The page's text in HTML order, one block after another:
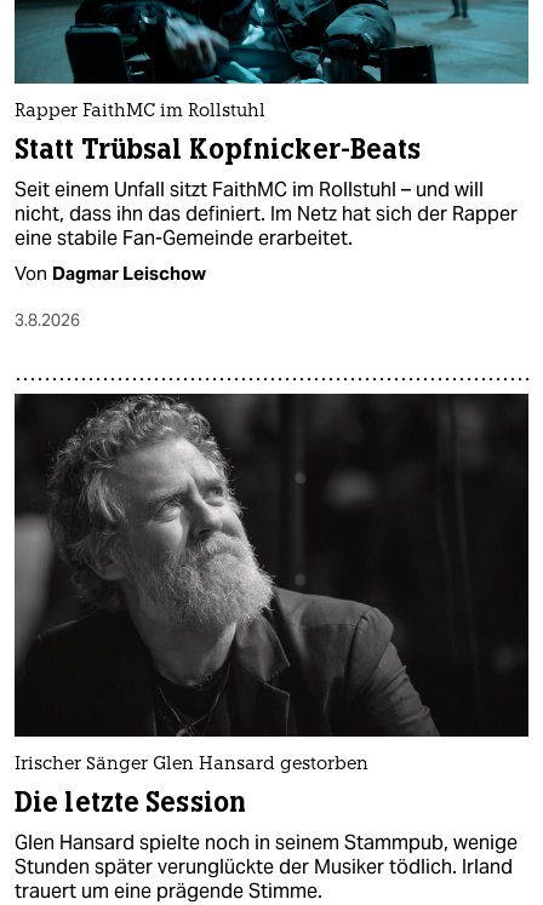
Rapper FaithMC im Rollstuhl
Statt Trübsal Kopfnicker-Beats
Seit einem Unfall sitzt FaithMC im Rollstuhl – und will
nicht, dass ihn das definiert. Im Netz hat sich der Rapper
eine stabile Fan-Gemeinde erarbeitet.
Von Dagmar Leischow
3.8.2026
Irischer Sänger Glen Hansard gestorben
Die letzte Session
Glen Hansard spielte noch in seinem Stammpub, wenige
Stunden später verunglückte der Musiker tödlich. Irland
trauert um eine prägende Stimme.